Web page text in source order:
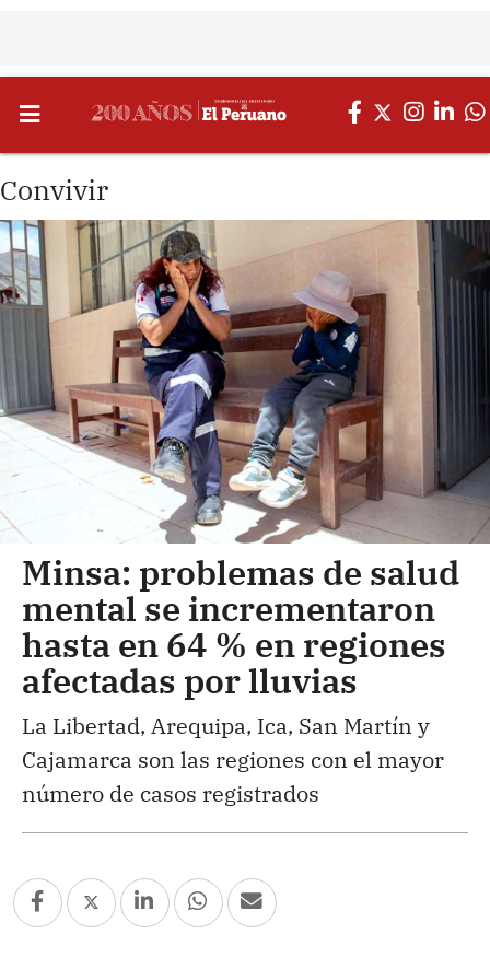
Convivir
Minsa: problemas de salud
mental se incrementaron
hasta en 64 % en regiones
afectadas por lluvias
La Libertad, Arequipa, Ica, San Martín y
Cajamarca son las regiones con el mayor
número de casos registrados